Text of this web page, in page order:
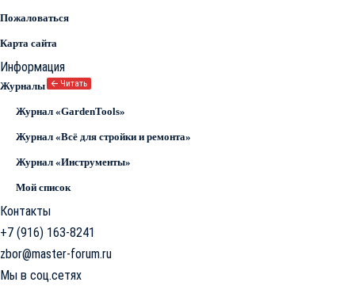
Пожаловаться
Карта сайта
Информация
Журналы 🡨 Читать
Журнал «GardenTools»
Журнал «Всё для стройки и ремонта»
Журнал «Инструменты»
Мой список
Контакты
+7 (916) 163-8241
zbor@master-forum.ru
Мы в соц.сетях